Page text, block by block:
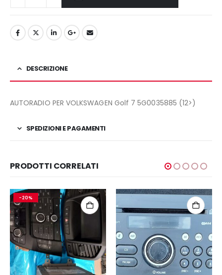
DESCRIZIONE
AUTORADIO PER VOLKSWAGEN Golf 7 5G0035885 (12>)
SPEDIZIONI E PAGAMENTI
PRODOTTI CORRELATI
-20%